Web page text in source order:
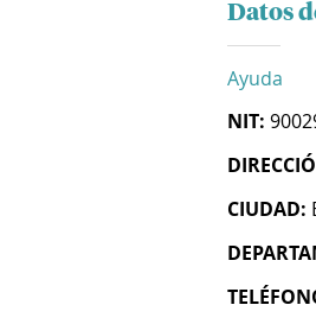
Datos
Ayuda
NIT:
CIUDAD: